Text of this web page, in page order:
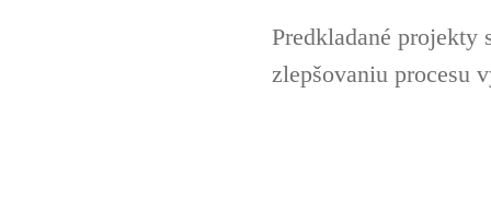
Predkladané
zlepšovaniu procesu